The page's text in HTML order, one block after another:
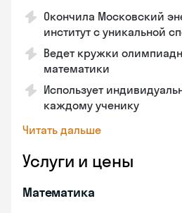
Окончила Московский
институт с уникальной
Ведет кружки
математики
Использует
каждому ученику
Читать дальше
Услуги и цены
Математика